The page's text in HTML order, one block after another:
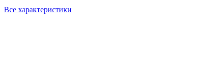
Все характеристики